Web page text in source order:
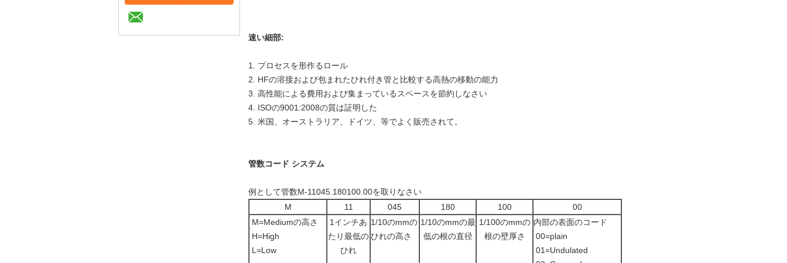
速い細部:
1. プロセスを形作るロール
2. HFの溶接および包まれたひれ付き管と比較する高熱の移動の能力
3. 高性能による費用および集まっているスペースを節約しなさい
4. ISOの9001:2008の質は証明した
5. 米国、オーストラリア、ドイツ、等でよく販売されて。
管数コード システム
例として管数M-11045.180100.00を取りなさい
M
11 045 180 100
00
M=Mediumの高さ
H=High
L=Low
1インチあ
たり最低の
ひれ
1/10のmmの
ひれの高さ
1/10のmmの最
低の根の直径
1/100のmmの
根の壁厚さ
内部の表面のコード
00=plain
01=Undulated